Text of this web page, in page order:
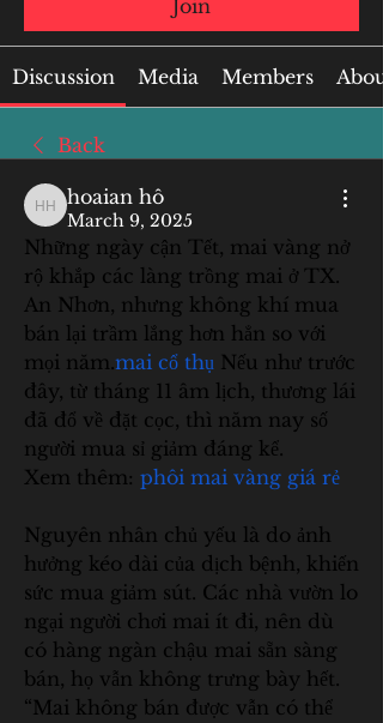
Join
Discussion Media Members About
Back
hoaian hô
hoaian hô
March 9, 2025
Những ngày cận Tết, mai vàng nở
rộ khắp các làng trồng mai ở TX.
An Nhơn, nhưng không khí mua
bán lại trầm lắng hơn hẳn so với
mọi năm.mai cổ thụ Nếu như trước
đây, từ tháng 11 âm lịch, thương lái
đã đổ về đặt cọc, thì năm nay số
người mua sỉ giảm đáng kể.
Xem thêm: phôi mai vàng giá rẻ
Nguyên nhân chủ yếu là do ảnh
hưởng kéo dài của dịch bệnh, khiến
sức mua giảm sút. Các nhà vườn lo
ngại người chơi mai ít đi, nên dù
có hàng ngàn chậu mai sẵn sàng
bán, họ vẫn không trưng bày hết.
“Mai không bán được vẫn có thể